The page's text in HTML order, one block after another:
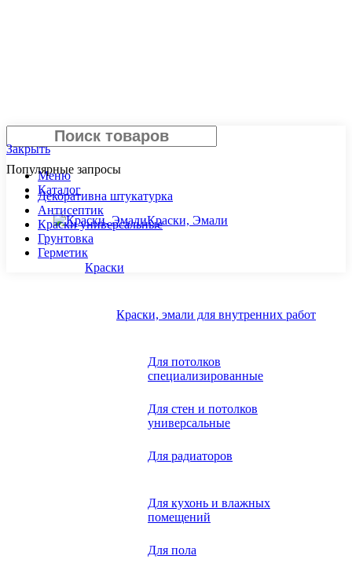
Популярные запросы
Декоративна штукатурка
Антисептик
Краски универсальные
Грунтовка
Герметик
Поиск
Закрыть
Меню
Каталог
Краски, Эмали
Краски
Краски, эмали для внутренних работ
Для потолков
специализированные
Для стен и потолков
универсальные
Для радиаторов
Для кухонь и влажных
помещений
Для пола